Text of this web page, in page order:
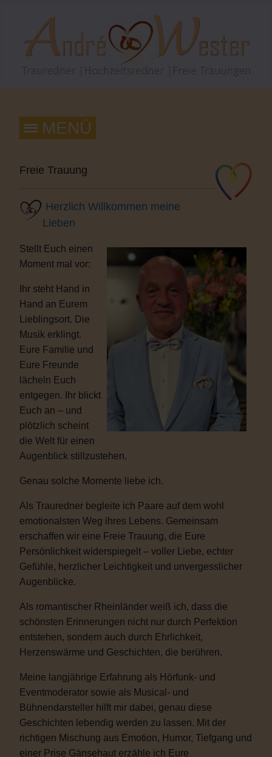
Freie Trauung
Herzlich Willkommen meine
Lieben
Stellt Euch einen
Moment mal vor:
Ihr steht Hand in
Hand an Eurem
Lieblingsort. Die
Musik erklingt.
Eure Familie und
Eure Freunde
lächeln Euch
entgegen. Ihr blickt
Euch an – und
plötzlich scheint
die Welt für einen
Augenblick stillzustehen.
Genau solche Momente liebe ich.
Als Trauredner begleite ich Paare auf dem wohl
emotionalsten Weg ihres Lebens. Gemeinsam
erschaffen wir eine Freie Trauung, die Eure
Persönlichkeit widerspiegelt – voller Liebe, echter
Gefühle, herzlicher Leichtigkeit und unvergesslicher
Augenblicke.
Als romantischer Rheinländer weiß ich, dass die
schönsten Erinnerungen nicht nur durch Perfektion
entstehen, sondern auch durch Ehrlichkeit,
Herzenswärme und Geschichten, die berühren.
Meine langjährige Erfahrung als Hörfunk- und
Eventmoderator sowie als Musical- und
Bühnendarsteller hilft mir dabei, genau diese
Geschichten lebendig werden zu lassen. Mit der
richtigen Mischung aus Emotion, Humor, Tiefgang und
einer Prise Gänsehaut erzähle ich Eure